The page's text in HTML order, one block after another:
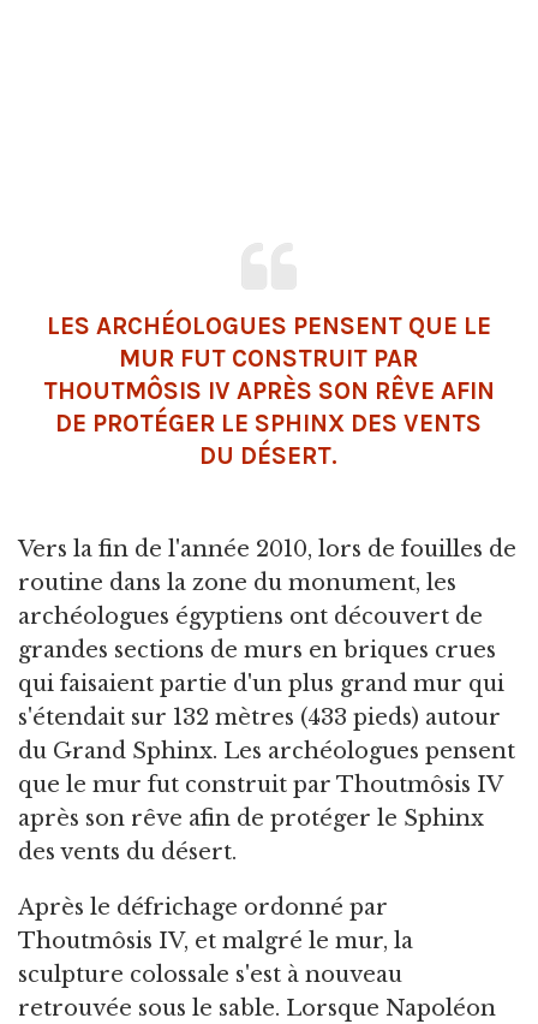
LES ARCHÉOLOGUES PENSENT QUE LE
MUR FUT CONSTRUIT PAR
THOUTMÔSIS IV APRÈS SON RÊVE AFIN
DE PROTÉGER LE SPHINX DES VENTS
DU DÉSERT.
Vers la fin de l'année 2010, lors de fouilles de
routine dans la zone du monument, les
archéologues égyptiens ont découvert de
grandes sections de murs en briques crues
qui faisaient partie d'un plus grand mur qui
s'étendait sur 132 mètres (433 pieds) autour
du Grand Sphinx. Les archéologues pensent
que le mur fut construit par Thoutmôsis IV
après son rêve afin de protéger le Sphinx
des vents du désert.
Après le défrichage ordonné par
Thoutmôsis IV, et malgré le mur, la
sculpture colossale s'est à nouveau
retrouvée sous le sable. Lorsque Napoléon